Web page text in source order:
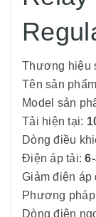
Thương hiệu
Tên sản
Model sản
Tải hiện tại:
Dòng điều
Điện áp tải:
Giảm điện áp
Phương
Dòng điện